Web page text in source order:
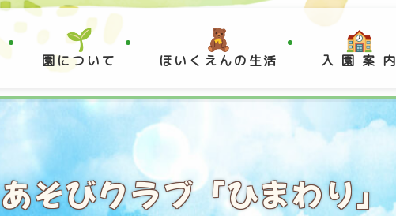
園について ほいくえんの生活 入 園 案 内
あそびクラブ「ひまわり」